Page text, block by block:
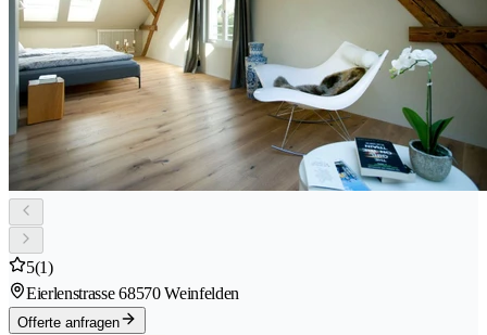
5(1)
Eierlenstrasse 68570 Weinfelden
Offerte anfragen